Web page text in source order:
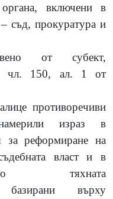
включени в
– съд, прокуратура и
от субект,
чл. 150, ал. 1 от
противоречиви
израз в
за реформиране на
власт и в
тяхната
базирани върху